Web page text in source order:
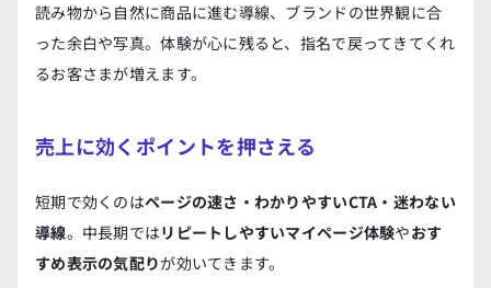
読み物から自然に商品に進む導線、ブランドの世界観に合
った余白や写真。体験が心に残ると、指名で戻ってきてくれ
るお客さまが増えます。
売上に効くポイントを押さえる
短期で効くのはページの速さ・わかりやすいCTA・迷わない
導線。中長期ではリピートしやすいマイページ体験やおす
すめ表示の気配りが効いてきます。